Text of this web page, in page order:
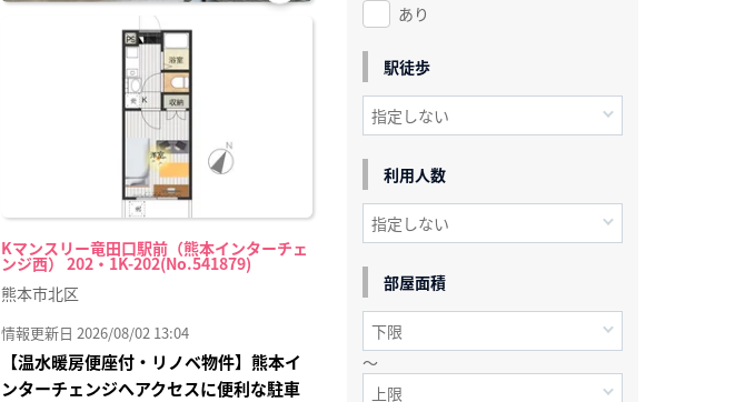
Kマンスリー竜田口駅前（熊本インターチェ
ンジ西） 202・1K-202(No.541879)
お気
熊本市北区
情報更新日 2026/08/02 13:04
【温水暖房便座付・リノベ物件】熊本イ
ンターチェンジへアクセスに便利な駐車
あり
駅徒歩
利用人数
部屋面積
～